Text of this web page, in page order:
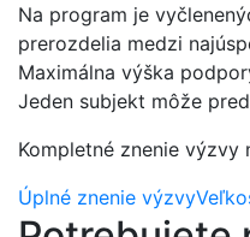
Na program je
prerozdelia medzi
Maximálna výška
Jeden subjekt môže
Kompletné znenie výzvy
Úplné znenie výzvy